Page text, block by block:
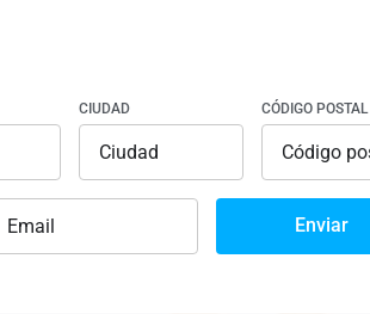
CIUDAD CÓDIGO POSTAL
Enviar